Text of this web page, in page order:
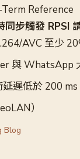
Reference
同步觸發 RPSI
AVC 至少
與 WhatsApp
遲低於 200 ms
）
Blog